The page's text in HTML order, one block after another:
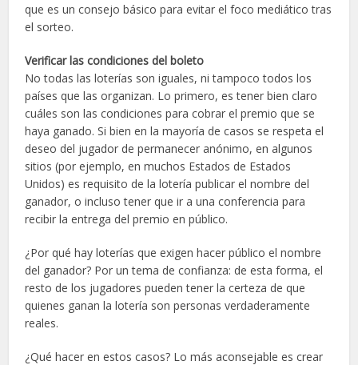
que es un consejo básico para evitar el foco mediático tras
el sorteo.
Verificar las condiciones del boleto
No todas las loterías son iguales, ni tampoco todos los
países que las organizan. Lo primero, es tener bien claro
cuáles son las condiciones para cobrar el premio que se
haya ganado. Si bien en la mayoría de casos se respeta el
deseo del jugador de permanecer anónimo, en algunos
sitios (por ejemplo, en muchos Estados de Estados
Unidos) es requisito de la lotería publicar el nombre del
ganador, o incluso tener que ir a una conferencia para
recibir la entrega del premio en público.
¿Por qué hay loterías que exigen hacer público el nombre
del ganador? Por un tema de confianza: de esta forma, el
resto de los jugadores pueden tener la certeza de que
quienes ganan la lotería son personas verdaderamente
reales.
¿Qué hacer en estos casos? Lo más aconsejable es crear